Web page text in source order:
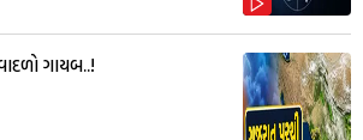
ગાયબ..!